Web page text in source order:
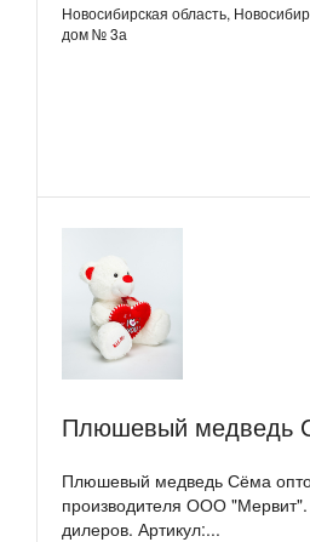
Новосибирская область,
дом № 3а
Плюшевый медведь
Плюшевый медведь Сёма
производителя ООО
дилеров. Артикул:...